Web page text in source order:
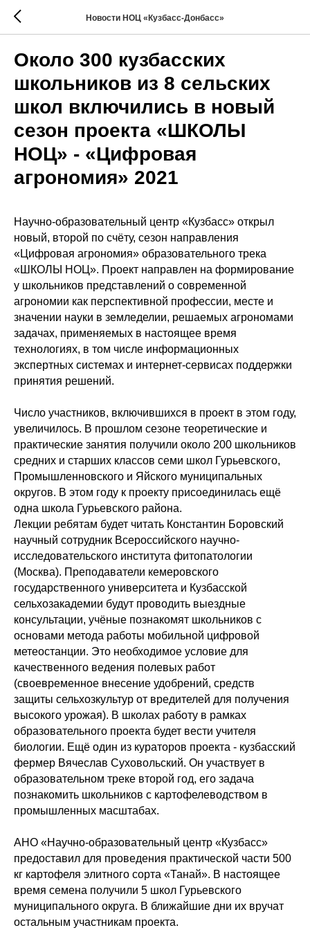
Новости НОЦ «Кузбасс-Донбасс»
Около 300 кузбасских
школьников из 8 сельских
школ включились в новый
сезон проекта «ШКОЛЫ
НОЦ» - «Цифровая
агрономия» 2021
Научно-образовательный центр «Кузбасс» открыл
новый, второй по счёту, сезон направления
«Цифровая агрономия» образовательного трека
«ШКОЛЫ НОЦ». Проект направлен на формирование
у школьников представлений о современной
агрономии как перспективной профессии, месте и
значении науки в земледелии, решаемых агрономами
задачах, применяемых в настоящее время
технологиях, в том числе информационных
экспертных системах и интернет-сервисах поддержки
принятия решений.
Число участников, включившихся в проект в этом году,
увеличилось. В прошлом сезоне теоретические и
практические занятия получили около 200 школьников
средних и старших классов семи школ Гурьевского,
Промышленновского и Яйского муниципальных
округов. В этом году к проекту присоединилась ещё
одна школа Гурьевского района.
Лекции ребятам будет читать Константин Боровский
научный сотрудник Всероссийского научно-
исследовательского института фитопатологии
(Москва). Преподаватели кемеровского
государственного университета и Кузбасской
сельхозакадемии будут проводить выездные
консультации, учёные познакомят школьников с
основами метода работы мобильной цифровой
метеостанции. Это необходимое условие для
качественного ведения полевых работ
(своевременное внесение удобрений, средств
защиты сельхозкультур от вредителей для получения
высокого урожая). В школах работу в рамках
образовательного проекта будет вести учителя
биологии. Ещё один из кураторов проекта - кузбасский
фермер Вячеслав Суховольский. Он участвует в
образовательном треке второй год, его задача
познакомить школьников с картофелеводством в
промышленных масштабах.
АНО «Научно-образовательный центр «Кузбасс»
предоставил для проведения практической части 500
кг картофеля элитного сорта «Танай». В настоящее
время семена получили 5 школ Гурьевского
муниципального округа. В ближайшие дни их вручат
остальным участникам проекта.